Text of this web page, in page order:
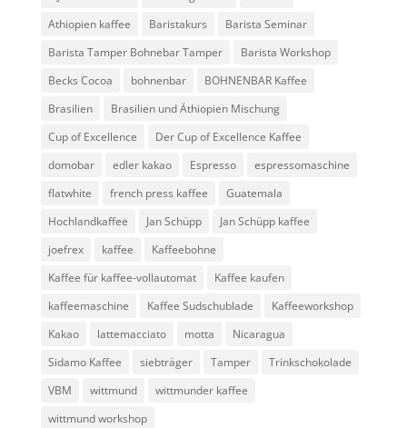
Athiopien kaffee
Baristakurs
Barista Seminar
Barista Tamper Bohnebar Tamper
Barista Workshop
Becks Cocoa
bohnenbar
BOHNENBAR Kaffee
Brasilien
Brasilien und Äthiopien Mischung
Cup of Excellence
Der Cup of Excellence Kaffee
domobar
edler kakao Espresso
espressomaschine
flatwhite
french press kaffee
Guatemala
Hochlandkaffee
Jan Schüpp
Jan Schüpp kaffee
joefrex
kaffee
Kaffeebohne
Kaffee für kaffee-vollautomat
Kaffee kaufen
kaffeemaschine
Kaffee Sudschublade
Kaffeeworkshop
Kakao
lattemacciato motta
Nicaragua
Sidamo Kaffee
siebträger Tamper
Trinkschokolade
VBM
wittmund
wittmunder kaffee
wittmund workshop